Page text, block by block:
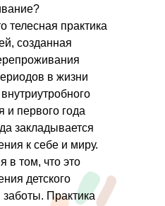
телесная практика
созданная
в жизни
и первого года
закладывается
к себе и миру.
в том, что это
детского
Практика